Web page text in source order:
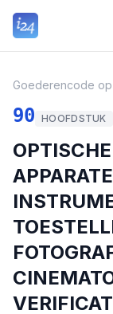
Goederencode
90 HOOFDSTUK